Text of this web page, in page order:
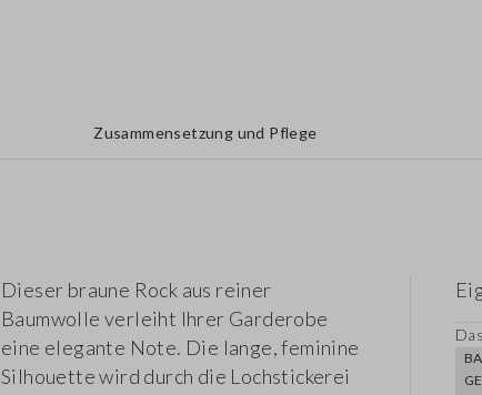
Zusammensetzung und Pflege
Dieser braune Rock aus reiner
Baumwolle verleiht Ihrer Garderobe
eine elegante Note. Die lange, feminine
Silhouette wird durch die Lochstickerei